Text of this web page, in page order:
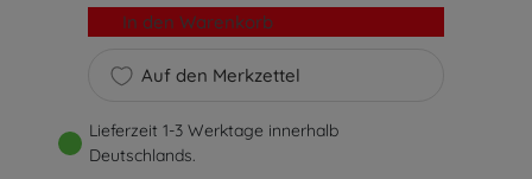
Auf den Merkzettel
In den Warenkorb
Lieferzeit 1-3 Werktage innerhalb
Deutschlands.